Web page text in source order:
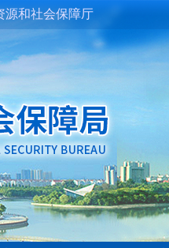
源和社会保障厅